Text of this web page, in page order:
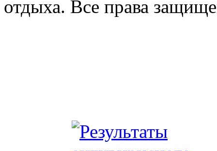
отдыха. Все права